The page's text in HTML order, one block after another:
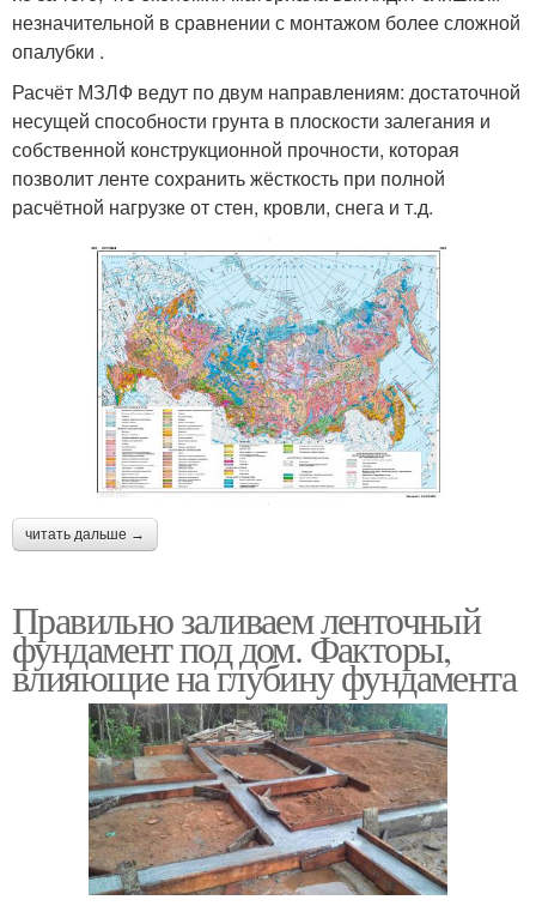
незначительной в сравнении с монтажом более сложной
опалубки .
Расчёт МЗЛФ ведут по двум направлениям: достаточной
несущей способности грунта в плоскости залегания и
собственной конструкционной прочности, которая
позволит ленте сохранить жёсткость при полной
расчётной нагрузке от стен, кровли, снега и т.д.
читать дальше →
Правильно заливаем ленточный
фундамент под дом. Факторы,
влияющие на глубину фундамента